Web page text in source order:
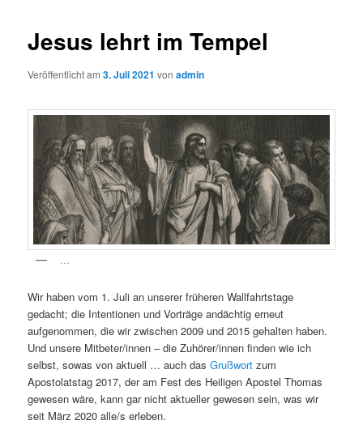
Jesus lehrt im Tempel
Veröffentlicht am3. Juli 2021 vonadmin
Wir haben vom 1. Juli an unserer früheren Wallfahrtstage
gedacht; die Intentionen und Vorträge andächtig erneut
aufgenommen, die wir zwischen 2009 und 2015 gehalten haben.
Und unsere Mitbeter/innen – die Zuhörer/innen finden wie ich
selbst, sowas von aktuell … auch dasGrußwort zum
Apostolatstag 2017, der am Fest des Heiligen Apostel Thomas
gewesen wäre, kann gar nicht aktueller gewesen sein, was wir
seit März 2020 alle/s erleben.